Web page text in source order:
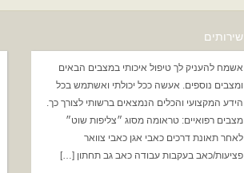
שירותים
אשמח להעניק לך טיפול איכותי במצבים הבאים
ומצבים נוספים. אעשה ככל יכולתי ואשתמש בכל
הידע המקצועי והכלים הנמצאים ברשותי לצורך כך.
מצבים רפואיים: טראומה מסוג ״צליפות שוט״
לאחר תאונת דרכים כאבי אגן כאבי צוואר
פציעות/כאב בעקבות עבודה כאב גב תחתון […]